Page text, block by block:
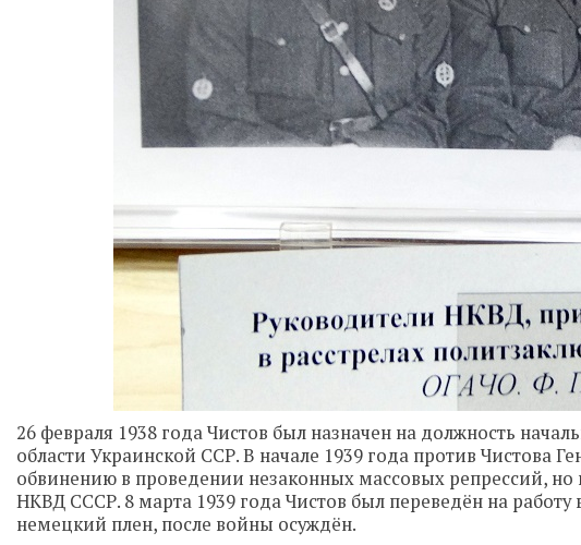
26 февраля 1938 года Чистов был назначен на должность
области Украинской ССР. В начале 1939 года против Чистова
обвинению в проведении незаконных массовых репрессий,
НКВД СССР. 8 марта 1939 года Чистов был переведён на
немецкий плен, после войны осуждён.